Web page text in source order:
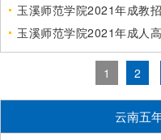
玉溪师范学院2021年成教
玉溪师范学院2021年成人
1 2
云南五